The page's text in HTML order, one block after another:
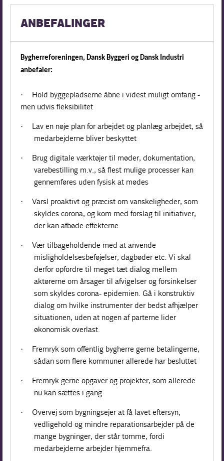
ANBEFALINGER
Bygherreforeningen, Dansk Byggeri og Dansk Industri
anbefaler:
·
Hold byggepladserne åbne i videst muligt omfang -
men udvis fleksibilitet
·
Lav en nøje plan for arbejdet og planlæg arbejdet, så
medarbejderne bliver beskyttet
·
Brug digitale værktøjer til møder, dokumentation,
varebestilling m.v., så flest mulige processer kan
gennemføres uden fysisk at mødes
·
Varsl proaktivt og præcist om vanskeligheder, som
skyldes corona, og kom med forslag til initiativer,
der kan afbøde effekterne.
·
Vær tilbageholdende med at anvende
misligholdelsesbeføjelser, dagbøder etc. Vi skal
derfor opfordre til meget tæt dialog mellem
aktørerne om årsager til afvigelser og forsinkelser
som skyldes corona- epidemien. Gå i konstruktiv
dialog om hvilke instrumenter der bedst afhjælper
situationen, uden at nogen af parterne lider
økonomisk overlast.
·
Fremryk som offentlig bygherre gerne betalingerne,
sådan som flere kommuner allerede har besluttet
·
Fremryk gerne opgaver og projekter, som allerede
nu kan sættes i gang
·
Overvej som bygningsejer at få lavet eftersyn,
vedligehold og mindre reparationsarbejder på de
mange bygninger, der står tomme, fordi
medarbejderne arbejder hjemmefra.